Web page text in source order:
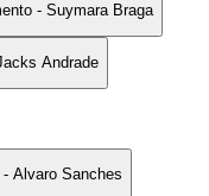
- Suymara Braga
Andrade
Alvaro Sanches